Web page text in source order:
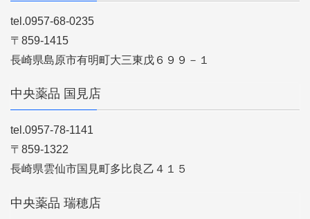
tel.0957-68-0235
〒859-1415
長崎県島原市有明町大三東戊６９９－１
中央薬品 国見店
tel.0957-78-1141
〒859-1322
長崎県雲仙市国見町多比良乙４１５
中央薬品 瑞穂店